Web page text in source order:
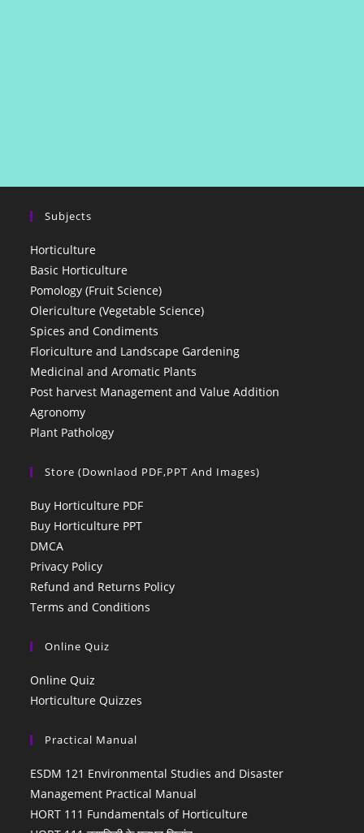
Subjects
Horticulture
Basic Horticulture
Pomology (Fruit Science)
Olericulture (Vegetable Science)
Spices and Condiments
Floriculture and Landscape Gardening
Medicinal and Aromatic Plants
Post harvest Management and Value Addition
Agronomy
Plant Pathology
Store (Downlaod PDF,PPT And Images)
Buy Horticulture PDF
Buy Horticulture PPT
DMCA
Privacy Policy
Refund and Returns Policy
Terms and Conditions
Online Quiz
Online Quiz
Horticulture Quizzes
Practical Manual
ESDM 121 Environmental Studies and Disaster
Management Practical Manual
HORT 111 Fundamentals of Horticulture